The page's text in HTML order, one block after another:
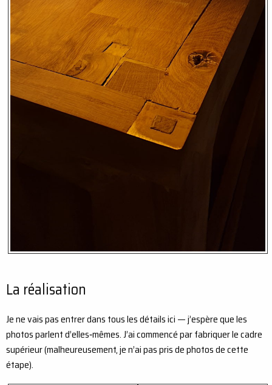
La réalisation
Je ne vais pas entrer dans tous les détails ici — j’espère que les
photos parlent d’elles‑mêmes. J’ai commencé par fabriquer le cadre
supérieur (malheureusement, je n’ai pas pris de photos de cette
étape).